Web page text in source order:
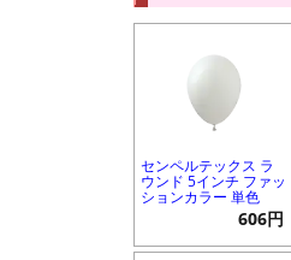
センペルテックス ラ
ウンド 5インチ ファッ
ションカラー 単色
606円